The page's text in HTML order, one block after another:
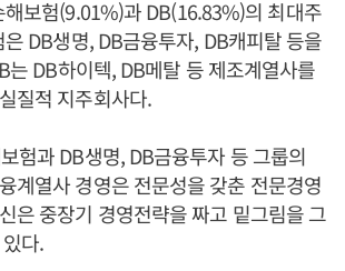
해보험(9.01%)과 DB(16.83%)의 최대주
DB생명, DB금융투자, DB캐피탈 등을
는 DB하이텍, DB메탈 등 제조계열사를
질적 지주회사다.
험과 DB생명, DB금융투자 등 그룹의
계열사 경영은 전문성을 갖춘 전문경영
은 중장기 경영전략을 짜고 밑그림을 그
다.